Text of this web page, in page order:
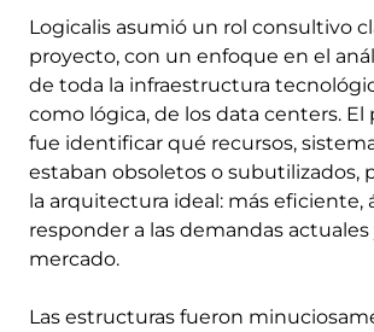
Logicalis asumió un rol consultivo
proyecto, con un enfoque en el
de toda la infraestructura
como lógica, de los data centers. El
fue identificar qué recursos,
estaban obsoletos o subutilizados,
la arquitectura ideal: más eficiente,
responder a las demandas
mercado.
Las estructuras fueron